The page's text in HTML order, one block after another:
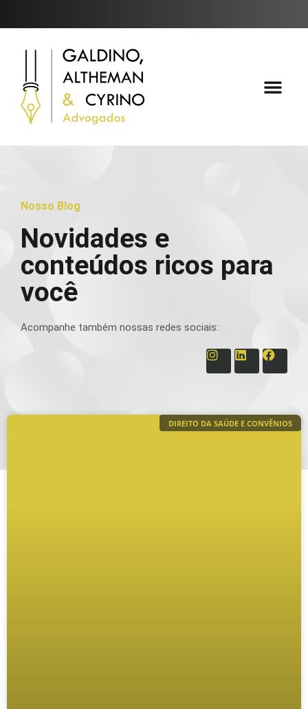
Nosso Blog
Novidades e
conteúdos ricos para
você
Acompanhe também nossas redes sociais:
DIREITO DA SAÚDE E CONVÊNIOS